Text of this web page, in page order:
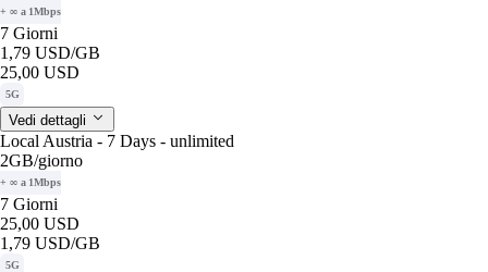
+ ∞ a 1Mbps
7 Giorni
1,79 USD/GB
25,00 USD
5G
Vedi dettagli
Local Austria - 7 Days - unlimited
2GB/giorno
+ ∞ a 1Mbps
7 Giorni
25,00 USD
1,79 USD/GB
5G